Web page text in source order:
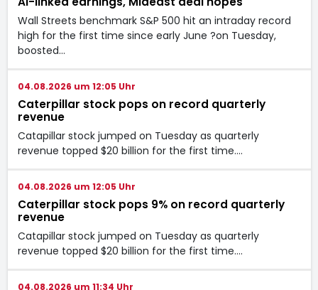
Wall Streets benchmark S&P 500 hit an intraday record
high for the first time since early June ?on Tuesday,
boosted…
04.08.2026 um 12:05 Uhr
Caterpillar stock pops on record quarterly
revenue
Catapillar stock jumped on Tuesday as quarterly
revenue topped $20 billion for the first time.…
04.08.2026 um 12:05 Uhr
Caterpillar stock pops 9% on record quarterly
revenue
Catapillar stock jumped on Tuesday as quarterly
revenue topped $20 billion for the first time.…
04.08.2026 um 11:34 Uhr